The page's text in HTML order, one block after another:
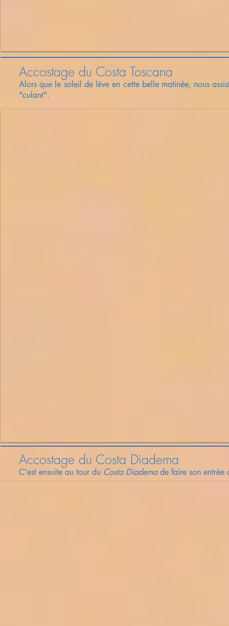
Accostage du Costa Toscana
Alors que le soleil de lève en cette belle matinée, nous
"culant".
Accostage du Costa Diadema
C'est ensuite au tour du Costa Diademade faire son entrée